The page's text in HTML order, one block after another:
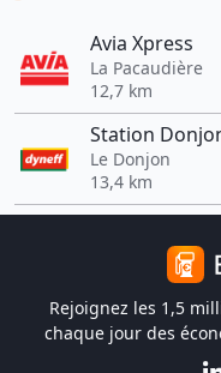
Avia Xpress
La Pacaudière
12,7 km
Station
Le Donjon
13,4 km
Rejoignez les 1,5
chaque jour des